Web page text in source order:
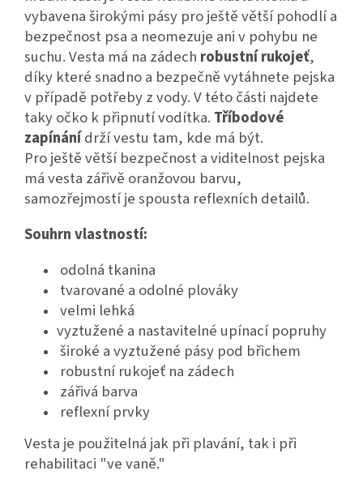
vybavena širokými pásy pro ještě větší pohodlí a
bezpečnost psa a neomezuje ani v pohybu ne
suchu. Vesta má na zádech robustní rukojeť,
díky které snadno a bezpečně vytáhnete pejska
v případě potřeby z vody. V této části najdete
taky očko k připnutí vodítka. Tříbodové
zapínánídrží vestu tam, kde má být.
Pro ještě větší bezpečnost a viditelnost pejska
má vesta zářivě oranžovou barvu,
samozřejmostí je spousta reflexních detailů.
Souhrn vlastností:
odolná tkanina
tvarované a odolné plováky
velmi lehká
vyztužené a nastavitelné upínací popruhy
široké a vyztužené pásy pod břichem
robustní rukojeť na zádech
zářivá barva
reflexní prvky
Vesta je použitelná jak při plavání, tak i při
rehabilitaci "ve vaně."